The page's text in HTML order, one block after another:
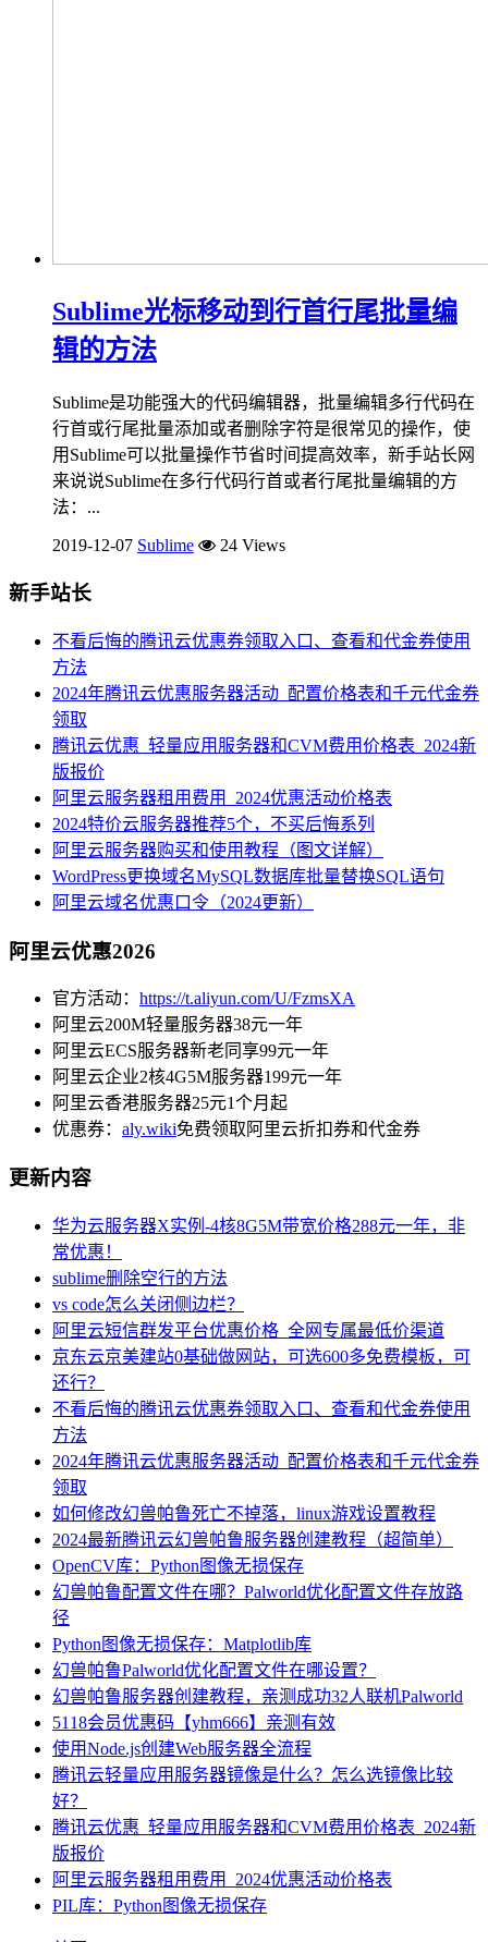
Sublime光标移动到行首行尾批量编
辑的方法
Sublime是功能强大的代码编辑器，批量编辑多行代码在
行首或行尾批量添加或者删除字符是很常见的操作，使
用Sublime可以批量操作节省时间提高效率，新手站长网
来说说Sublime在多行代码行首或者行尾批量编辑的方
法：...
2019-12-07 Sublime 24 Views
新手站长
不看后悔的腾讯云优惠券领取入口、查看和代金券使用
方法
2024年腾讯云优惠服务器活动_配置价格表和千元代金券
领取
腾讯云优惠_轻量应用服务器和CVM费用价格表_2024新
版报价
阿里云服务器租用费用_2024优惠活动价格表
2024特价云服务器推荐5个，不买后悔系列
阿里云服务器购买和使用教程（图文详解）
WordPress更换域名MySQL数据库批量替换SQL语句
阿里云域名优惠口令（2024更新）
阿里云优惠2026
官方活动： https://t.aliyun.com/U/FzmsXA
阿里云200M轻量服务器38元一年
阿里云ECS服务器新老同享99元一年
阿里云企业2核4G5M服务器199元一年
阿里云香港服务器25元1个月起
优惠券： aly.wiki免费领取阿里云折扣券和代金券
更新内容
华为云服务器X实例-4核8G5M带宽价格288元一年，非
常优惠！
sublime删除空行的方法
vs code怎么关闭侧边栏？
阿里云短信群发平台优惠价格_全网专属最低价渠道
京东云京美建站0基础做网站，可选600多免费模板，可
还行？
不看后悔的腾讯云优惠券领取入口、查看和代金券使用
方法
2024年腾讯云优惠服务器活动_配置价格表和千元代金券
领取
如何修改幻兽帕鲁死亡不掉落，linux游戏设置教程
2024最新腾讯云幻兽帕鲁服务器创建教程（超简单）
OpenCV库：Python图像无损保存
幻兽帕鲁配置文件在哪？Palworld优化配置文件存放路
径
Python图像无损保存：Matplotlib库
幻兽帕鲁Palworld优化配置文件在哪设置？
幻兽帕鲁服务器创建教程，亲测成功32人联机Palworld
5118会员优惠码【yhm666】亲测有效
使用Node.js创建Web服务器全流程
腾讯云轻量应用服务器镜像是什么？怎么选镜像比较
好？
腾讯云优惠_轻量应用服务器和CVM费用价格表_2024新
版报价
阿里云服务器租用费用_2024优惠活动价格表
PIL库：Python图像无损保存